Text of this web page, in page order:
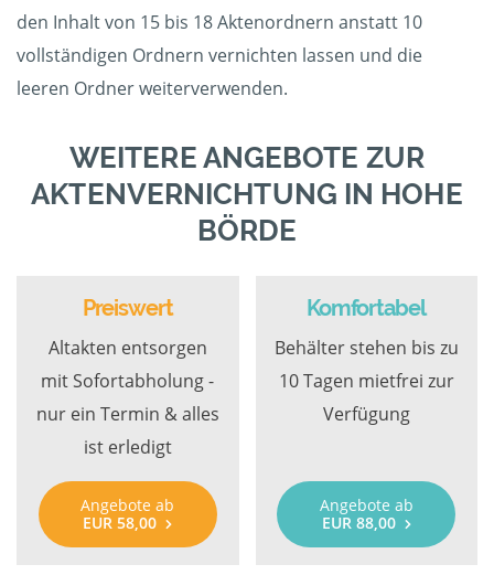
den Inhalt von 15 bis 18 Aktenordnern anstatt 10
vollständigen Ordnern vernichten lassen und die
leeren Ordner weiterverwenden.
WEITERE ANGEBOTE ZUR
AKTENVERNICHTUNG IN HOHE
BÖRDE
Preiswert
Altakten entsorgen
mit Sofortabholung -
nur ein Termin & alles
ist erledigt
Angebote ab
EUR 58,00
Komfortabel
Behälter stehen bis zu
10 Tagen mietfrei zur
Verfügung
Angebote ab
EUR 88,00